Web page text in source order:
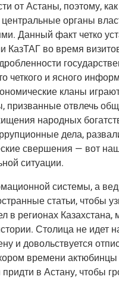
от Аста­ны, поэто­му,
орга­ны
Дан­ный факт чет­ко
Каз­ТАГ во вре­мя
чет­ко­го и ясно­го
кла­ны
при­зван­ные отвлечь
народ­ных
дела,
свер­ше­ния — вот
ситуации.
систе­мы, а
ста­тьи, что­бы
в реги­о­нах
Сто­ли­ца не идет
и доволь­ству­ет­ся
вре­ме­ни
в Аста­ну, что­бы